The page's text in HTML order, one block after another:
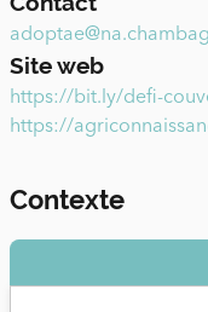
couverts
Valorisation des
espèces et variétés
pour les cases «
partie s’arrête…
remporte « le Défi
prend fin
Site web
https://bit.ly/defi-
Contexte